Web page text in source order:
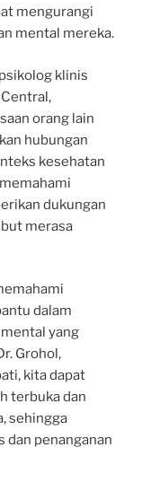
mengurangi
mental mereka.
klinis
orang lain
hubungan
kesehatan
dukungan
merasa
dalam
yang
Grohol,
kita dapat
terbuka dan
sehingga
dan penanganan